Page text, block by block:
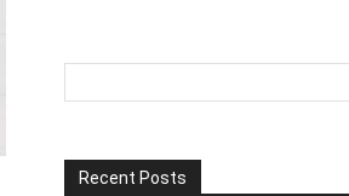
Recent Posts